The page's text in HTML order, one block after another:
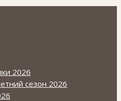
2026
сезон 2026